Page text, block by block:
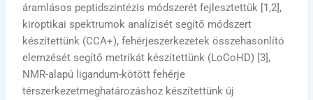
áramlásos peptidszintézis módszerét fejlesztettük [1,2],
kiroptikai spektrumok analízisét segítő módszert
készítettünk (CCA+), fehérjeszerkezetek összehasonlító
elemzését segítő metrikát készítettünk (LoCoHD) [3],
NMR-alapú ligandum-kötött fehérje
térszerkezetmeghatározáshoz készítettünk új